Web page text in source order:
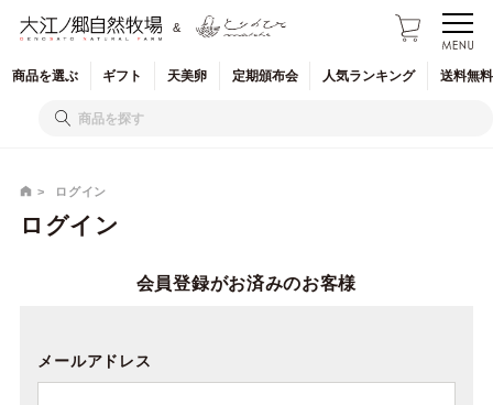
&
商品を選ぶ ギフト 天美卵 定期頒布会 人気ランキング 送料無
ログイン
ログイン
会員登録がお済みのお客様
メールアドレス